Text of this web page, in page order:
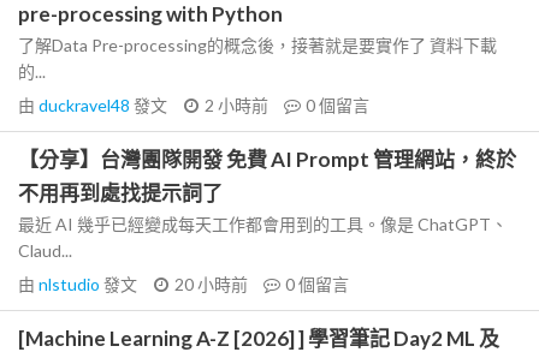
pre-processing with Python
了解Data Pre-processing的概念後，接著就是要實作了 資料下載
的...
由 duckravel48 發文 2 小時前 0個留言
【分享】台灣團隊開發 免費 AI Prompt 管理網站，終於
不用再到處找提示詞了
最近 AI 幾乎已經變成每天工作都會用到的工具。像是 ChatGPT、
Claud...
由 nlstudio 發文 20 小時前 0個留言
[Machine Learning A-Z [2026] ] 學習筆記 Day2 ML 及